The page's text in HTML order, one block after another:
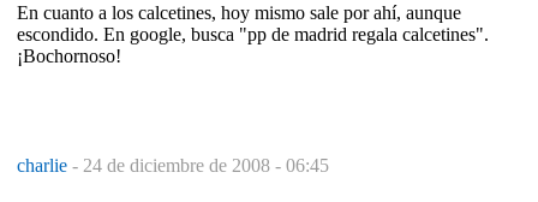
En cuanto a los calcetines, hoy mismo sale por ahí, aunque
escondido. En google, busca "pp de madrid regala calcetines".
¡Bochornoso!
charlie - 24 de diciembre de 2008 - 06:45